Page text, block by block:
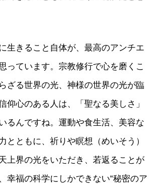
生きること自体が、最高のアンチエ
っています。宗教修行で心を磨くこ
ざる世界の光、神様の世界の光が臨
仰心のある人は、「聖なる美しさ」
るんですね。運動や食生活、美容な
とともに、祈りや瞑想（めいそう）
上界の光をいただき、若返ることが
幸福の科学にしかできない“秘密のア